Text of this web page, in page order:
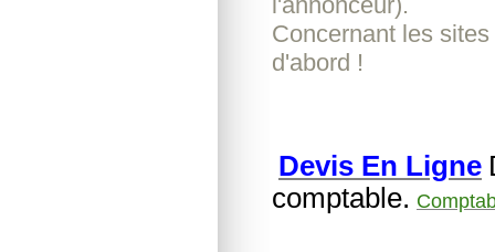
Concernant les
d'abord !
Devis En Ligne
comptable.